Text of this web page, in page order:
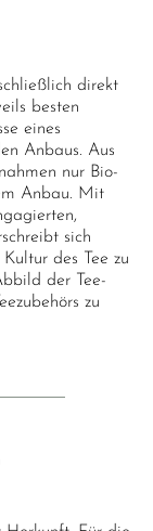
direkt
besten
eines
Anbaus. Aus
nur Bio-
Anbau. Mit
sich
des Tee zu
der Tee-
zu